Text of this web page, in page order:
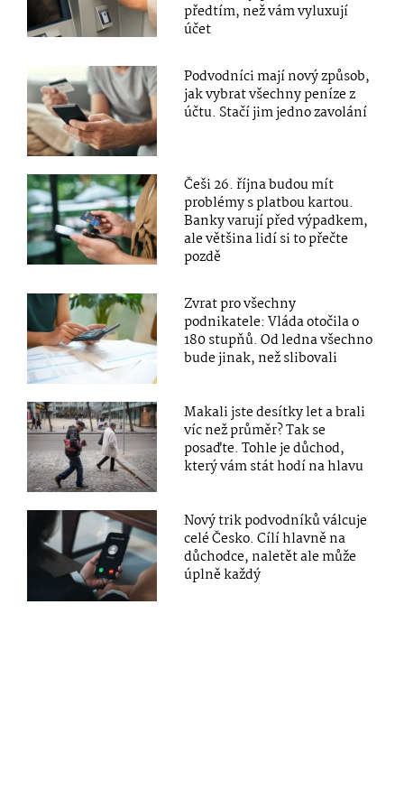
předtím, než vám vyluxují
účet
Podvodníci mají nový způsob,
jak vybrat všechny peníze z
účtu. Stačí jim jedno zavolání
Češi 26. října budou mít
problémy s platbou kartou.
Banky varují před výpadkem,
ale většina lidí si to přečte
pozdě
Zvrat pro všechny
podnikatele: Vláda otočila o
180 stupňů. Od ledna všechno
bude jinak, než slibovali
Makali jste desítky let a brali
víc než průměr? Tak se
posaďte. Tohle je důchod,
který vám stát hodí na hlavu
Nový trik podvodníků válcuje
celé Česko. Cílí hlavně na
důchodce, naletět ale může
úplně každý